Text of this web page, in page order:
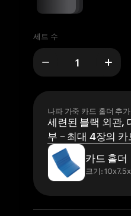
세트 수
나파 가죽 카드 홀더 추가
세련된 블랙 외관,
부 – 최대 4장의
카드 홀더
크기: